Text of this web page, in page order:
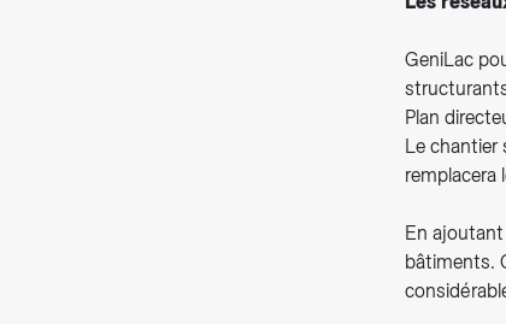
GeniLac
Plan
Le chantier
remplacera
En
bâtiments.